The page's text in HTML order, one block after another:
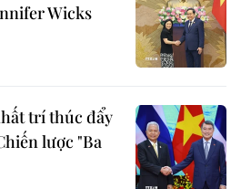
Wicks
trí thúc đẩy
lược "Ba